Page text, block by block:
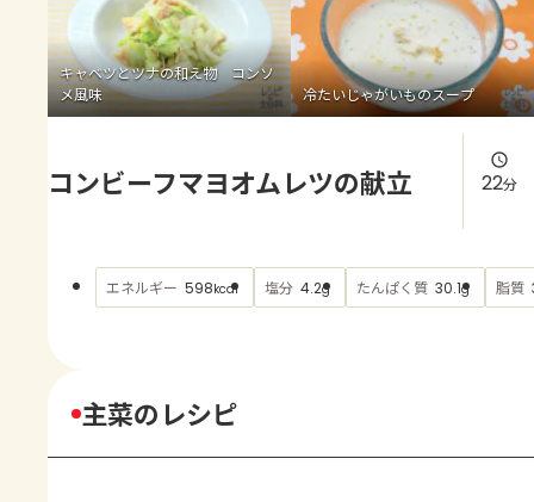
よくあるお問い合わせ
お買い物
AJINOMOTO PARK とは
キャベツとツナの和え物 コンソ
メ風味
冷たいじゃがいものスープ
コンビーフマヨオムレツの献立 22分
エネルギー 598kcal 塩分 4.2g たんぱく質 30.1g 脂質
主菜のレシピ